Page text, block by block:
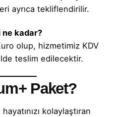
ayrıca tekliflendirilir.
kadar?
olup, hizmetimiz KDV
teslim edilecektir.
Paket?
kolaylaştıran